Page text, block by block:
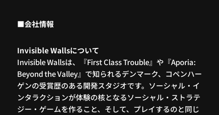
■会社情報
Invisible Wallsについて
Invisible Wallsは、『First Class Trouble』や『Aporia:
Beyond the Valley』で知られるデンマーク、コペンハー
ゲンの受賞歴のある開発スタジオです。ソーシャル・イ
ンタラクションが体験の核となるソーシャル・ストラテ
ジー・ゲームを作ること、そして、プレイするのと同じ